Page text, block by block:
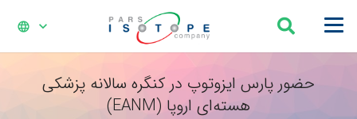
language
حضور پارس ایزوتوپ در کنگره سالانه پزشکی
هسته‌ای اروپا (EANM)